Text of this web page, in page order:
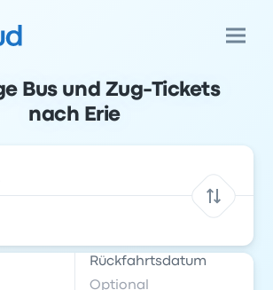
Bus und Zug-Tickets
nach Erie
Rückfahrtsdatum